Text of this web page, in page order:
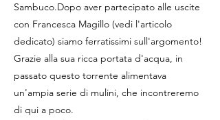
Sambuco.Dopo aver partecipato alle uscite
con Francesca Magillo (vedi l'articolo
dedicato) siamo ferratissimi sull'argomento!
Grazie alla sua ricca portata d'acqua, in
passato questo torrente alimentava
un'ampia serie di mulini, che incontreremo
di qui a poco.